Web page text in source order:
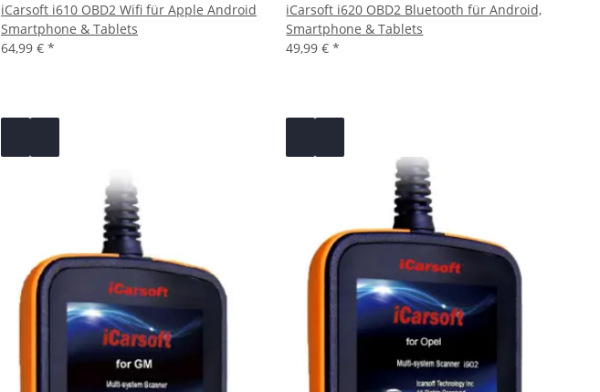
iCarsoft i610 OBD2 Wifi für Apple Android
Smartphone & Tablets
64,99 € *
iCarsoft i620 OBD2 Bluetooth für Android,
Smartphone & Tablets
49,99 €*